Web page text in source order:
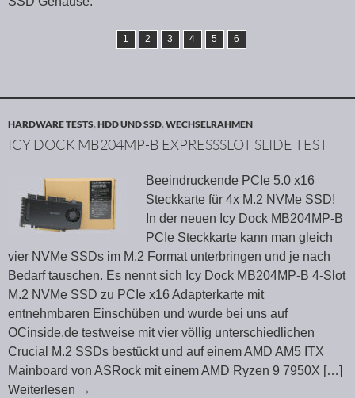
1 2 3 4 5 6
HARDWARE TESTS,HDD UND SSD,WECHSELRAHMEN
ICY DOCK MB204MP-B EXPRESSSLOT SLIDE TEST
Beeindruckende PCIe 5.0 x16
Steckkarte für 4x M.2 NVMe SSD!
In der neuen Icy Dock MB204MP-B
PCIe Steckkarte kann man gleich
vier NVMe SSDs im M.2 Format unterbringen und je nach
Bedarf tauschen. Es nennt sich Icy Dock MB204MP-B 4-Slot
M.2 NVMe SSD zu PCIe x16 Adapterkarte mit
entnehmbaren Einschüben und wurde bei uns auf
OCinside.de testweise mit vier völlig unterschiedlichen
Crucial M.2 SSDs bestückt und auf einem AMD AM5 ITX
Mainboard von ASRock mit einem AMD Ryzen 9 7950X […]
Weiterlesen →